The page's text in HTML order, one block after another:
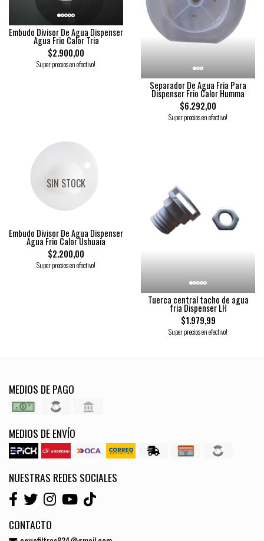
Embudo Divisor De Agua Dispenser
Agua Frio Calor Tria
$2.900,00
Super precios en efectivo!
Separador De Agua Fria Para
Dispenser Frio Calor Humma
$6.292,00
Super precios en efectivo!
SIN STOCK
Embudo Divisor De Agua Dispenser
Agua Frio Calor Ushuaia
$2.200,00
Super precios en efectivo!
Tuerca central tacho de agua
fria Dispenser LH
$1.979,99
Super precios en efectivo!
MEDIOS DE PAGO
MEDIOS DE ENVÍO
NUESTRAS REDES SOCIALES
CONTACTO